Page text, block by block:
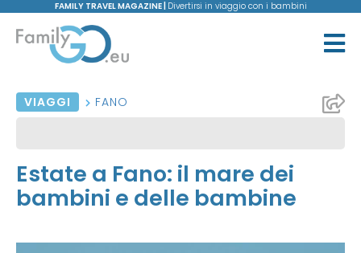
FAMILY TRAVEL MAGAZINE | Divertirsi in viaggio con i bambini
VIAGGI FANO
Estate a Fano: il mare dei
bambini e delle bambine